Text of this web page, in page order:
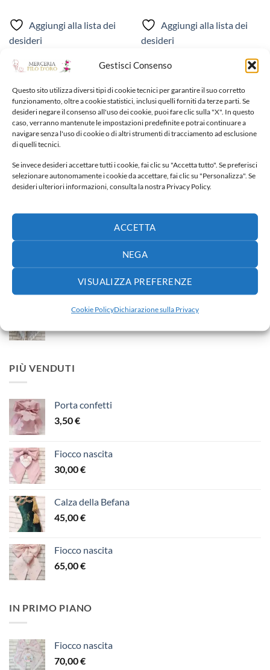
Gestisci Consenso
Questo sito utilizza diversi tipi di cookie tecnici per garantire il suo corretto
funzionamento, oltre a cookie statistici, inclusi quelli forniti da terze parti. Se
desideri negare il consenso all'uso dei cookie, puoi fare clic sulla "X". In questo
caso, verranno mantenute le impostazioni predefinite e potrai continuare a
navigare senza l'uso di cookie o di altri strumenti di tracciamento ad esclusione
di quelli tecnici.
Se invece desideri accettare tutti i cookie, fai clic su "Accetta tutto". Se preferisci
selezionare autonomamente i cookie da accettare, fai clic su "Personalizza". Se
desideri ulteriori informazioni, consulta la nostra Privacy Policy.
ACCETTA
NEGA
VISUALIZZA PREFERENZE
Cookie PolicyDichiarazione sulla Privacy
50,00 €
Aggiungi alla lista dei
desideri
Aggiungi alla lista dei
desideri
NUOVI ARRIVI
Fiocco nascita
65,00€
Fiocco nascita
30,00 €
Fiocco nascita
PIÙ VENDUTI
Porta confetti
3,50€
Fiocco nascita
30,00€
Calza della Befana
45,00€
Fiocco nascita
65,00€
IN PRIMO PIANO
Fiocco nascita
70,00€